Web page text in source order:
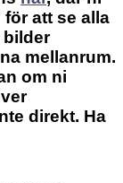
att se alla
bilder
mellanrum.
om ni
direkt. Ha